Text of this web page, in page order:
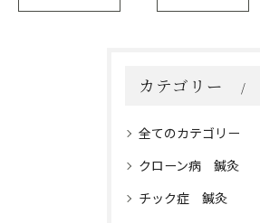
カテゴリー
全てのカテゴリー
クローン病 鍼灸
チック症 鍼灸